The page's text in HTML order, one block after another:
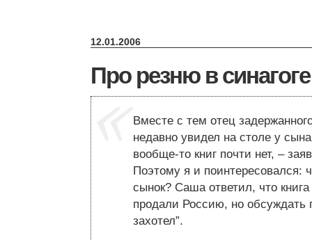
12.01.2006
Про резню в синагоге
Вместе с тем отец
недавно увидел на столе у
вообще-то книг почти нет, –
Поэтому я и поинтересовался:
сынок? Саша ответил, что
продали Россию, но обсуждать
захотел”.